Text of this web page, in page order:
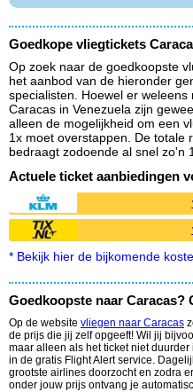
Goedkope vliegtickets
Op zoek naar de goedkoopste
het aanbod van de hieronder
specialisten. Hoewel er
Caracas in Venezuela zijn
alleen de mogelijkheid om een
1x moet overstappen. De totale
bedraagt zodoende al snel zo'n
Actuele ticket aanbiedingen
* Bekijk hier de bijkomende
Goedkoopste naar Caracas?
Op de website vliegen naar Caracas
de prijs die jij zelf opgeeft! Wil jij
maar alleen als het ticket niet
in de gratis Flight Alert service.
grootste airlines doorzocht en zodra
onder jouw prijs ontvang je